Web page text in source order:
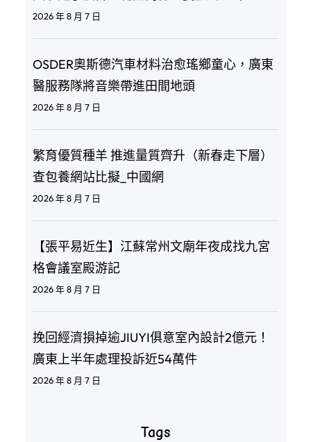
2026 年 8 月 7 日
OSDER奧斯德汽車材料治愈瑤鄉童心，廣東
醫服務隊將音樂帶進田間地頭
2026 年 8 月 7 日
繁育優質種羊 推進量質齊升（新春走下層）
查包養網站比擬_中國網
2026 年 8 月 7 日
【張平易近生】江蘇常州文廟年夜成找九宮
格會議室殿游記
2026 年 8 月 7 日
挽回經濟損掉逾JIUYI俱意室內設計2億元！
廣東上半年處理投訴近54萬件
2026 年 8 月 7 日
Tags